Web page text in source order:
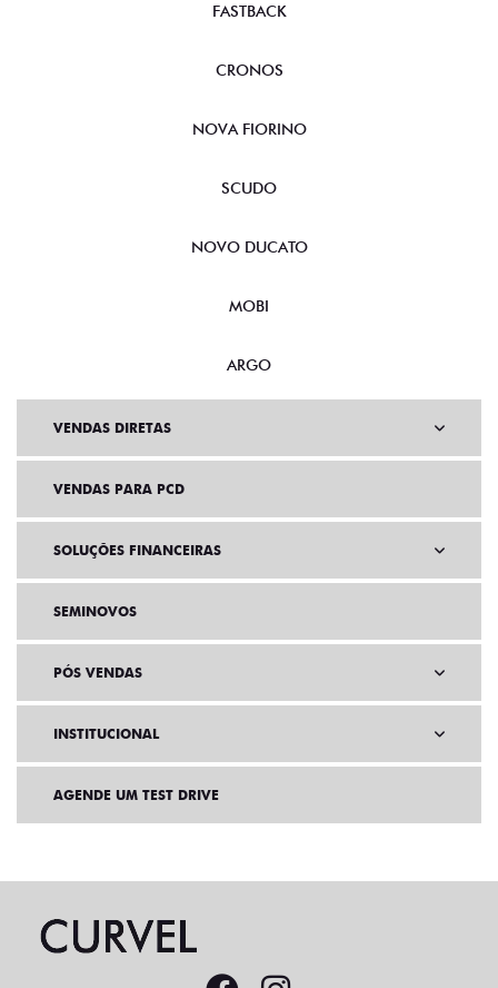
FASTBACK
CRONOS
NOVA FIORINO
SCUDO
NOVO DUCATO
MOBI
ARGO
VENDAS DIRETAS
VENDAS PARA PCD
SOLUÇÕES FINANCEIRAS
SEMINOVOS
PÓS VENDAS
INSTITUCIONAL
AGENDE UM TEST DRIVE